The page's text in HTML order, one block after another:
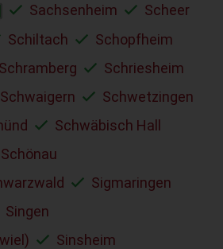
Sachsenheim
Scheer
Schiltach
Schopfheim
Schramberg
Schriesheim
Schwaigern
Schwetzingen
Schwäbisch Hall
Schönau
Sigmaringen
Singen
Sinsheim